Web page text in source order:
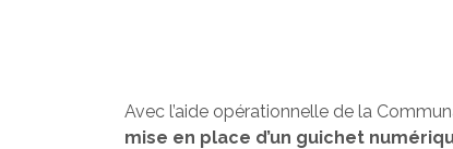
Avec l’aide opérationnelle de la
mise en place d’un guichet